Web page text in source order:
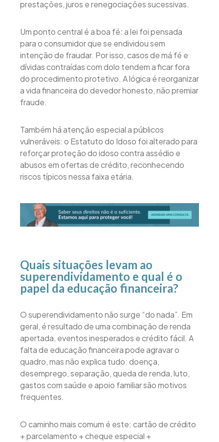
prestações, juros e renegociações sucessivas.
Um ponto central é a boa fé: a lei foi pensada
para o consumidor que se endividou sem
intenção de fraudar. Por isso, casos de má fé e
dívidas contraídas com dolo tendem a ficar fora
do procedimento protetivo. A lógica é reorganizar
a vida financeira do devedor honesto, não premiar
fraude.
Também há atenção especial a públicos
vulneráveis: o Estatuto do Idoso foi alterado para
reforçar proteção do idoso contra assédio e
abusos em ofertas de crédito, reconhecendo
riscos típicos nessa faixa etária.
Quais situações levam ao
superendividamento e qual é o
papel da educação financeira?
O superendividamento não surge “do nada”. Em
geral, é resultado de uma combinação de renda
apertada, eventos inesperados e crédito fácil. A
falta de educação financeira pode agravar o
quadro, mas não explica tudo: doença,
desemprego, separação, queda de renda, luto,
gastos com saúde e apoio familiar são motivos
frequentes.
O caminho mais comum é este: cartão de crédito
+ parcelamento + cheque especial +